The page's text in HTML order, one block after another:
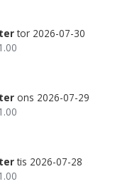
tor 2026-07-30
ons 2026-07-29
tis 2026-07-28